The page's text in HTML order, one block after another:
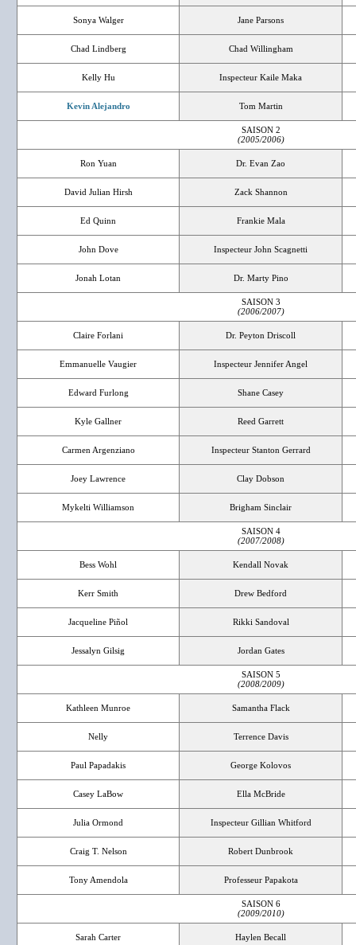
Sonya Walger Jane Parsons
Chad Lindberg Chad Willingham
Kelly Hu Inspecteur Kaile Maka
Kevin Alejandro Tom Martin
SAISON 2
(2005/2006)
Ron Yuan Dr. Evan Zao
David Julian Hirsh Zack Shannon
Ed Quinn Frankie Mala
John Dove Inspecteur John Scagnetti
Jonah Lotan Dr. Marty Pino
SAISON 3
(2006/2007)
Claire Forlani Dr. Peyton Driscoll
Emmanuelle Vaugier Inspecteur Jennifer Angel
Edward Furlong Shane Casey
Kyle Gallner Reed Garrett
Carmen Argenziano Inspecteur Stanton Gerrard
Joey Lawrence Clay Dobson
Mykelti Williamson Brigham Sinclair
SAISON 4
(2007/2008)
Bess Wohl Kendall Novak
Kerr Smith Drew Bedford
Jacqueline Piñol Rikki Sandoval
Jessalyn Gilsig Jordan Gates
SAISON 5
(2008/2009)
Kathleen Munroe Samantha Flack
Nelly Terrence Davis
Paul Papadakis George Kolovos
Casey LaBow Ella McBride
Julia Ormond Inspecteur Gillian Whitford
Craig T. Nelson Robert Dunbrook
Tony Amendola Professeur Papakota
SAISON 6
(2009/2010)
Sarah Carter Haylen Becall